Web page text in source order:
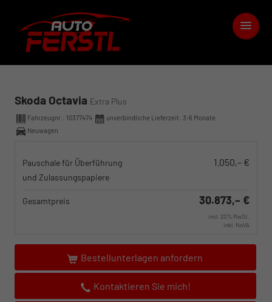
Skoda Octavia Extra Plus
Fahrzeugnr.: 10377474
unverbindliche Lieferzeit: 3-6 Monate
Neuwagen
Pauschale für Überführung
und Zulassungspapiere
1.050,– €
Gesamtpreis 30.873,– €
incl. 20% MwSt.
inkl. NoVA
Bestellunterlagen anfordern
Kontaktieren Sie mich!